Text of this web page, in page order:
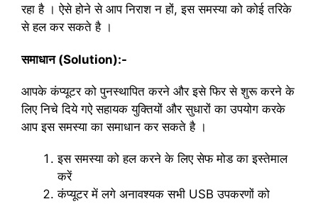
रहा है । ऐसे होने से आप निराश न हों, इस समस्या को कोई तरिके
से हल कर सकते है ।
समाधान (Solution):-
आपके कंप्यूटर को पुनस्थापित करने और इसे फिर से शुरू करने के
लिए निचे दिये गऐ सहायक युक्तियों और सुधारों का उपयोग करके
आप इस समस्या का समाधान कर सकते है ।
इस समस्या को हल करने के लिए सेफ मोड का इस्तेमाल
करें
कंप्यूटर में लगे अनावश्यक सभी USB उपकरणों को